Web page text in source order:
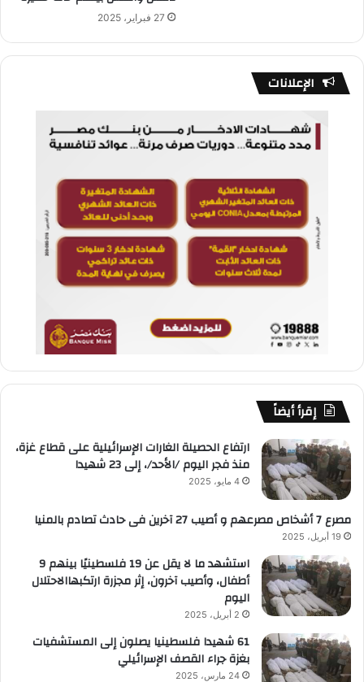
27 فبراير، 2025
الإعلانات
إقرأ أيضاً
ارتفاع الحصيلة الغارات الإسرائيلية على قطاع غزة،
منذ فجر اليوم /الأحد/، إلى 23 شهيدا
4 مايو، 2025
مصرع 7 أشخاص مصرعهم و أصيب 27 آخرين فى حادث تصادم بالمنيا
19 أبريل، 2025
استشهد ما لا يقل عن 19 فلسطينيًا بينهم 9
أطفال، وأصيب آخرون، إثر مجزرة ارتكبهاالاحتلال
اليوم
2 أبريل، 2025
61 شهيدا فلسطينيا يصلون إلى المستشفيات
بغزة جراء القصف الإسرائيلي
24 مارس، 2025